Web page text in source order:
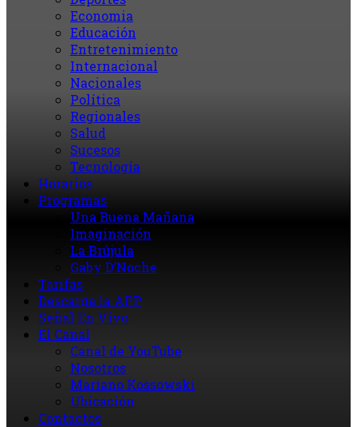
Economia
Educación
Entretenimiento
Internacional
Nacionales
Política
Regionales
Salud
Sucesos
Tecnología
Horarios
Programas
Una Buena Mañana
Imaginación
La Brújula
Gaby D’Noche
Tarifas
Descarga la APP
Señal En Vivo
El Canal
Canal de YouTube
Nosotros
Mariano Kossowski
Ubicación
Contactos